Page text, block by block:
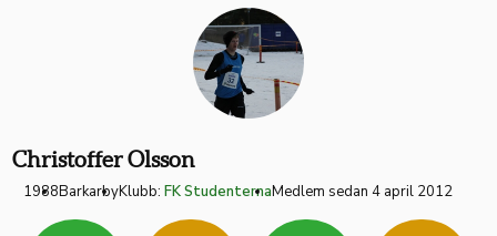
Christoffer Olsson
1988BarkarbyKlubb:FK StudenternaMedlem sedan 4 april 2012